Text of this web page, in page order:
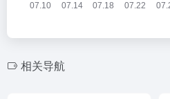
相关导航